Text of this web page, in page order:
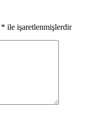
* ile işaretlenmişlerdir